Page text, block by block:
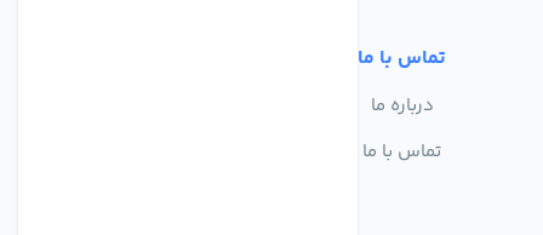
تماس با ما
درباره ما
تماس با ما